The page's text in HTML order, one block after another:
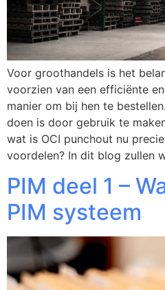
Voor groothandels is het
voorzien van een efficiënte
manier om bij hen te
doen is door gebruik te
wat is OCI punchout nu
voordelen? In dit blog zullen
PIM deel 1 –
PIM systeem